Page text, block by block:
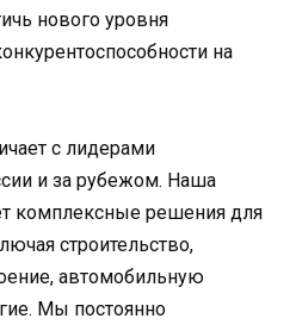
нового уровня
на
с лидерами
и за рубежом. Наша
комплексные решения для
строительство,
автомобильную
Мы постоянно